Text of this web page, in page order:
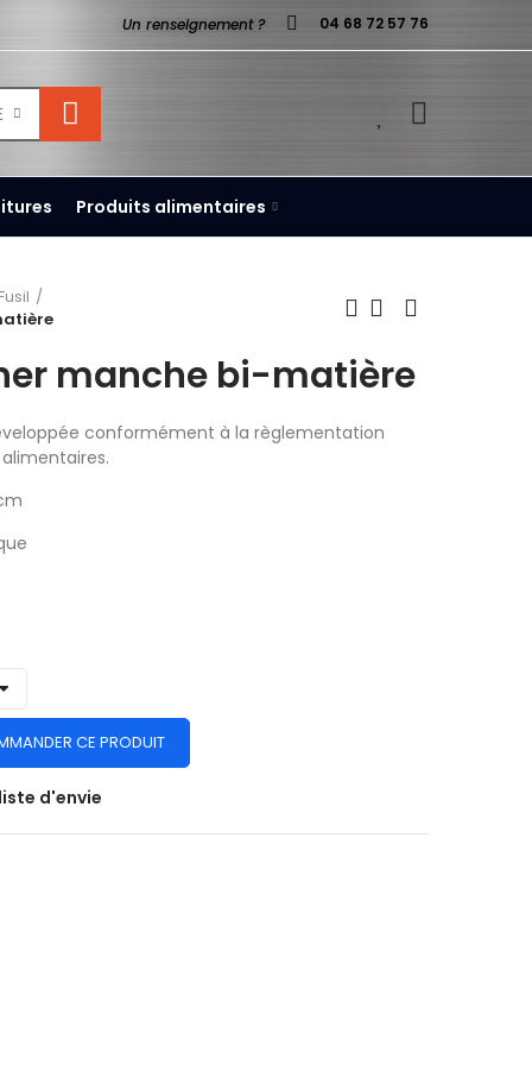
Un renseignement ? 04 68 72 57 76
Produits alimentaires
manche bi-matière
conformément à la règlementation
CE PRODUIT
d'envie